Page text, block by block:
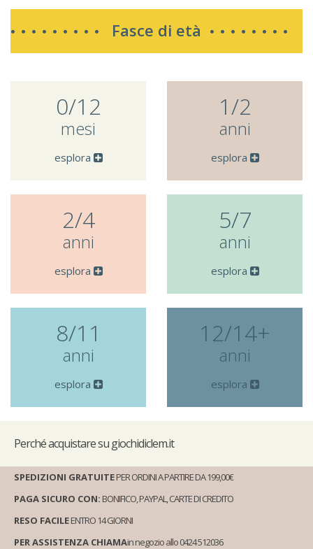
Fasce di età
0/12
mesi
esplora
1/2
anni
esplora
2/4
anni
esplora
5/7
anni
esplora
8/11
anni
esplora
12/14+
anni
esplora
Perchéacquistare su giochidiclem.it
SPEDIZIONI GRATUITEPER ORDINI A PARTIRE DA 199,00€
PAGA SICURO CON: BONIFICO, PAYPAL, CARTE DI CREDITO
RESO FACILEENTRO 14 GIORNI
PER ASSISTENZA CHIAMAin negozio allo 0424 512036